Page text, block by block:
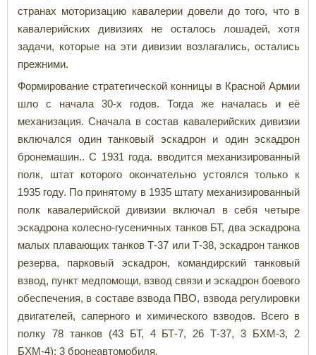
странах моторизацию кавалерии довели до того, что в
кавалерийских дивизиях не осталось лошадей, хотя
задачи, которые на эти дивизии возлагались, остались
прежними.
Формирование стратегической конницы в Красной Армии
шло с начала 30-х годов. Тогда же началась и её
механизация. Сначала в состав кавалерийских дивизии
включался один танковый эскадрон и один эскадрон
бронемашин.. С 1931 года. вводится механизированный
полк, штат которого окончательно устоялся только к
1935 году. По принятому в 1935 штату механизированный
полк кавалерийской дивизии включал в себя четыре
эскадрона колесно-гусеничных танков БТ, два эскадрона
малых плавающих танков Т-37 или Т-38, эскадрон танков
резерва, парковый эскадрон, командирский танковый
взвод, пункт медпомощи, взвод связи и эскадрон боевого
обеспечения, в составе взвода ПВО, взвода регулировки
двигателей, саперного и химического взводов. Всего в
полку 78 танков (43 БТ, 4 БТ-7, 26 Т-37, 3 БХМ-3, 2
БХМ-4); 3 бронеавтомобиля.